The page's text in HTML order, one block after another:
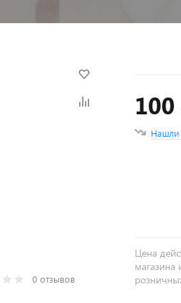
0 отзывов
Нашли
Цена
магазина